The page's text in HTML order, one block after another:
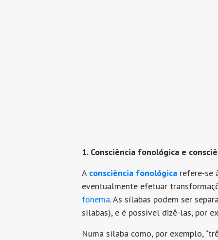
1. Consciência fonológica e
A consciência fonológica refere-se
eventualmente efetuar
fonema. As sílabas podem ser
sílabas), e é possível dizê-las, por
Numa sílaba como, por exemplo,